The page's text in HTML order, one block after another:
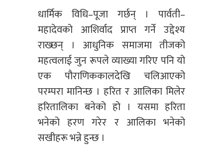
धार्मिक विधि–पूजा गर्छन् । पार्वती–
महादेवको आशिर्वाद प्राप्त गर्ने उद्देश्य
राख्छन् । आधुनिक समाजमा तीजको
महत्वलाई जुन रूपले व्याख्या गरिए पनि यो
एक पौराणिककालदेखि चलिआएको
परम्परा मानिन्छ । हरित र आलिका मिलेर
हरितालिका बनेको हो । यसमा हरिता
भनेको हरण गरेर र आलिका भनेको
सखीहरू भन्ने हुन्छ ।